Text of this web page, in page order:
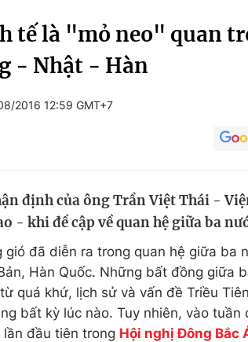
cuộc sống
Tuyển sinh
tế là "mỏ neo" quan
- Nhật - Hàn
2016 12:59 GMT+7
định của ông Trần Việt Thái -
- khi đề cập về quan hệ giữa ba
gió đã diễn ra trong quan hệ giữa ba
Hàn Quốc. Những bất đồng giữa
quá khứ, lịch sử và vấn đề Triều
bất kỳ lúc nào. Tuy nhiên, vào tuần
đầu tiên trong Hội nghị Đông Bắc